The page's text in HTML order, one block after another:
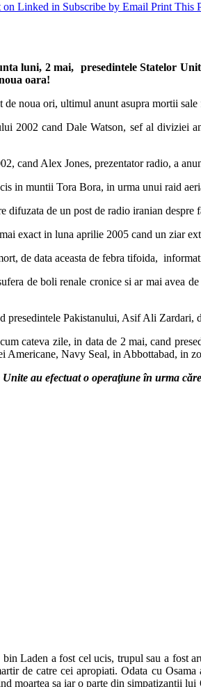
on Linked in Subscribe by Email Print This
luni, 2 mai, presedintele Statelor
oara!
noua ori, ultimul anunt asupra mortii
2002 cand Dale Watson, sef al diviziei
cand Alex Jones, prezentator radio, a
in muntii Tora Bora, in urma unui raid
difuzata de un post de radio iranian
exact in luna aprilie 2005 cand un ziar
de data aceasta de febra tifoida,
de boli renale cronice si ar mai avea
presedintele Pakistanului, Asif Ali Zardari,
cateva zile, in data de 2 mai, cand
Navy Seal, in Abbottabad, in
au efectuat o operaţiune în urma
Laden a fost cel ucis, trupul sau a fost
de catre cei apropiati. Odata cu
moartea sa iar o parte din simpatizantii